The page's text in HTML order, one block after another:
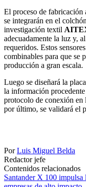
El proceso de fabricación
se integrarán en el
investigación textil
adecuadamente la luz y,
requeridos. Estos
combinables para que se
producción a gran escala.
Luego se diseñará la
la información procedente
protocolo de conexión en
por último, se validará el
PorLuis Miguel Belda
Redactor jefe
Contenidos relacionados
Santander X 100